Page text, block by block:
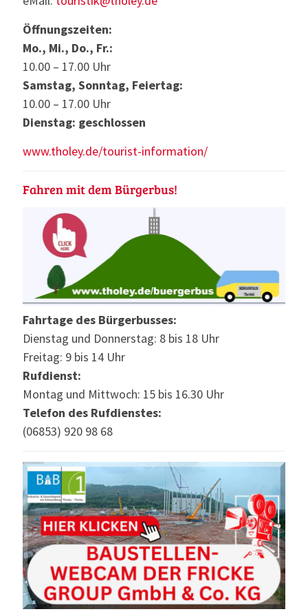
Öffnungszeiten:
Mo., Mi., Do., Fr.:
10.00 – 17.00 Uhr
Samstag, Sonntag, Feiertag:
10.00 – 17.00 Uhr
Dienstag: geschlossen
www.tholey.de/tourist-information/
Fahren mit dem Bürgerbus!
Fahrtage des Bürgerbusses:
Dienstag und Donnerstag: 8 bis 18 Uhr
Freitag: 9 bis 14 Uhr
Rufdienst:
Montag und Mittwoch: 15 bis 16.30 Uhr
Telefon des Rufdienstes:
(06853) 920 98 68